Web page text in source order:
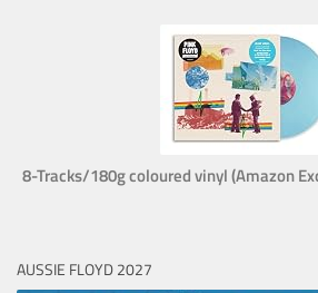
8-Tracks/180g coloured vinyl (Amazon
AUSSIE FLOYD 2027